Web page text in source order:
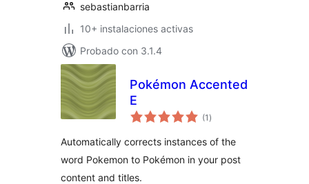
sebastianbarria
10+ instalaciones activas
Probado con 3.1.4
Pokémon Accented
E
(1 valoraciones
en
)
Automatically corrects instances of the
word Pokemon to Pokémon in your post
content and titles.